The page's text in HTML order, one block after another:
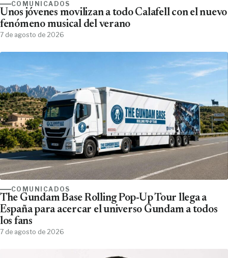
COMUNICADOS
Unos jóvenes movilizan a todo Calafell con el nuevo
fenómeno musical del verano
7 de agosto de 2026
COMUNICADOS
The Gundam Base Rolling Pop-Up Tour llega a
España para acercar el universo Gundam a todos
los fans
7 de agosto de 2026